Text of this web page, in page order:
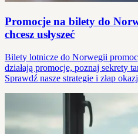
Promocje na bilety do
chcesz usłyszeć
Bilety lotnicze do Norwegii
działają promocje, poznaj sekrety
Sprawdź nasze strategie i złap